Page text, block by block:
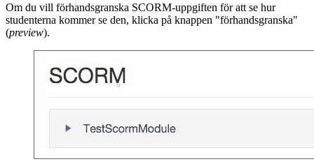
Om du vill förhandsgranska SCORM-uppgiften för att se hur
studenterna kommer se den, klicka på knappen "förhandsgranska"
(preview).